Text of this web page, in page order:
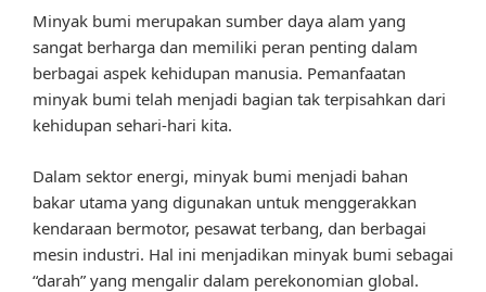
Minyak bumi merupakan sumber daya alam yang
sangat berharga dan memiliki peran penting dalam
berbagai aspek kehidupan manusia. Pemanfaatan
minyak bumi telah menjadi bagian tak terpisahkan dari
kehidupan sehari-hari kita.
Dalam sektor energi, minyak bumi menjadi bahan
bakar utama yang digunakan untuk menggerakkan
kendaraan bermotor, pesawat terbang, dan berbagai
mesin industri. Hal ini menjadikan minyak bumi sebagai
“darah” yang mengalir dalam perekonomian global.